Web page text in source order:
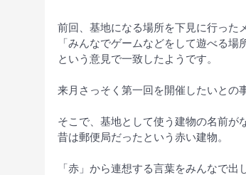
前回、基地になる場所を下見に行った
「みんなでゲームなどをして遊べる場
という意見で一致したようです。
来月さっそく第一回を開催したいとの
そこで、基地として使う建物の名前が
昔は郵便局だったという赤い建物。
「赤」から連想する言葉をみんなで